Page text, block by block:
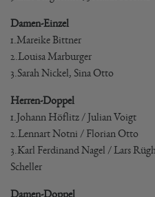
Damen-Einzel
1.Mareike Bittner
2.Louisa Marburger
3.Sarah Nickel, Sina Otto
Herren-Doppel
1.Johann Höflitz / Julian Voigt
2.Lennart Notni / Florian Otto
3.Karl Ferdinand Nagel / Lars
Scheller
Damen-Doppel